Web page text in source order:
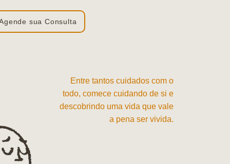
sua Consulta
Entre tantos cuidados com o
todo, comece cuidando de si e
descobrindo uma vida que vale
a pena ser vivida.